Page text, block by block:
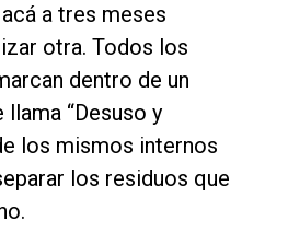
a tres meses
otra. Todos los
dentro de un
“Desuso y
los mismos internos
los residuos que